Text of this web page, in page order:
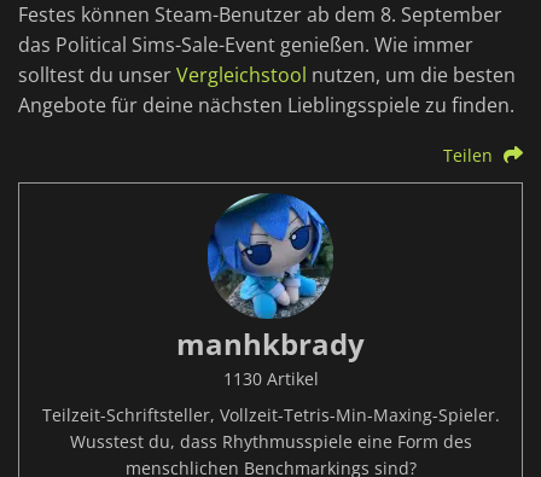
Festes können Steam-Benutzer ab dem 8. September
das Political Sims-Sale-Event genießen. Wie immer
solltest du unserVergleichstool nutzen, um die besten
Angebote für deine nächsten Lieblingsspiele zu finden.
Teilen
manhkbrady
1130 Artikel
Teilzeit-Schriftsteller, Vollzeit-Tetris-Min-Maxing-Spieler.
Wusstest du, dass Rhythmusspiele eine Form des
menschlichen Benchmarkings sind?